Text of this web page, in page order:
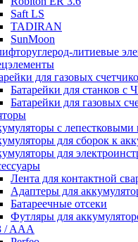
Saft LS
TADIRAN
SunMoon
литиевые
для газовых
Батарейки для станков с
Батарейки для газовых
с
для сборок к
для
Лента для контактной
Адаптеры для
Батареечные отсеки
Футляры для
/ AAA